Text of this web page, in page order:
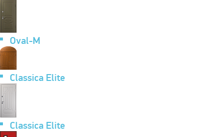
Oval-M
Classica Elite
Classica Elite